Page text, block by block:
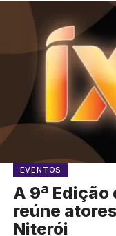
EVENTOS
A 9ª Edição
reúne
Niterói